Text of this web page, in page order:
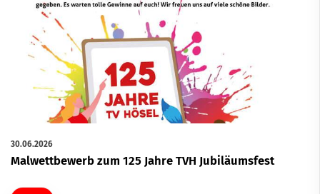
30.06.2026
Malwettbewerb zum 125 Jahre TVH Jubiläumsfest